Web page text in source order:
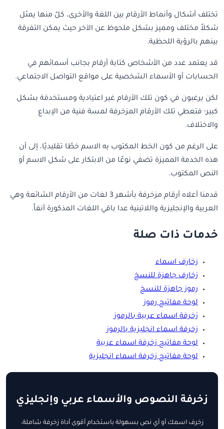
تختلف أشكال وأنماط الأرقام بين اللغة والأخرى، كلٌ منها يمثل
شكلاً مختلف ومميز بشكل ملحوظ عن الآخر حيث يمكن التفرقة
بينهم بالرؤية اللحظية.
قد يعتمد عدد من الأشخاص كتابة أرقام بجانب أسمائهم في
الحسابات أو الأسماء الشخصية على مواقع التواصل الاجتماعي.
لكن يرغبون في كون تلك الأرقام غير اعتيادية ومستخدمَة بشكل
كبير؛ فتعطي تلك الأرقام المزخرفة لمسة فنية من الإبداع
والاختلاف.
على الرغم من كون الخط المكتوب به الاسم خطًا تقليديًا، إلى أن
هذه الخدمة المميزة تضفي نوعًا من الابتكار على شكل الاسم أو
النص المكتوب.
قدمنا أعلاه أرقام مزخرفة بأشهر 3 لغات من الأرقام الشائعة وهي
العربية والإنجليزية واللاتينية عدا باقي اللغات المذكورة آنفاً.
خدمات ذات صلة
زخارف اسماء
زخارف جاهزة للنسخ
رموز جاهزة للنسخ
لوحة مفاتيح رموز
زخرفة اسماء عربية بالرموز
زخرفة اسماء انجليزية بالرموز
لوحة مفاتيح زخرفة اسماء عربية
لوحة مفاتيح زخرفة اسماء انجليزية
زخرفة النصوص والأسماء عربي وإنجليزي
زخرف اسمك أو أي نص بسهولة باستخدام أقوى أداة زخرفة شاملة،